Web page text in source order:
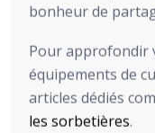
bonheur de
Pour approfondir
équipements de
articles dédiés
les sorbetières.